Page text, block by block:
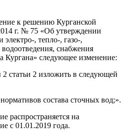
к решению Курганской
г. № 75 «Об утверждении
, тепло-, газо-,
снабжения
Кургана» следующее изменение:
2 статьи 2 изложить в следующей
состава сточных вод;».
распространяется на
с 01.01.2019 года.